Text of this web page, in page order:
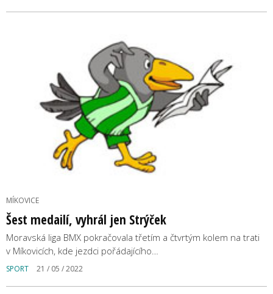
MÍKOVICE
Šest medailí, vyhrál jen Strýček
Moravská liga BMX pokračovala třetím a čtvrtým kolem na trati
v Míkovicích, kde jezdci pořádajícího…
SPORT 21 / 05 / 2022